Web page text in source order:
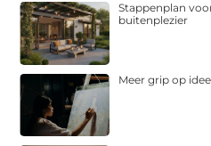
Stappenplan
buitenplezier
Meer grip op